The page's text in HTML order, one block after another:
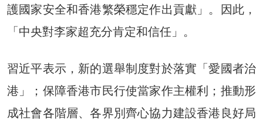
護國家安全和香港繁榮穩定作出貢獻」。因此，
「中央對李家超充分肯定和信任」。
習近平表示，新的選舉制度對於落實「愛國者治
港」；保障香港市民行使當家作主權利；推動形
成社會各階層、各界別齊心協力建設香港良好局